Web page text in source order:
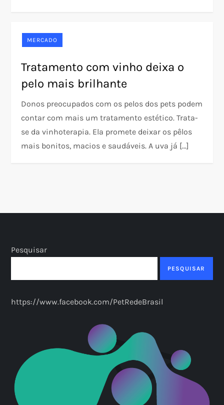
MERCADO
Tratamento com vinho deixa o
pelo mais brilhante
Donos preocupados com os pelos dos pets podem
contar com mais um tratamento estético. Trata-
se da vinhoterapia. Ela promete deixar os pêlos
mais bonitos, macios e saudáveis. A uva já […]
Pesquisar
PESQUISAR
https://www.facebook.com/PetRedeBrasil